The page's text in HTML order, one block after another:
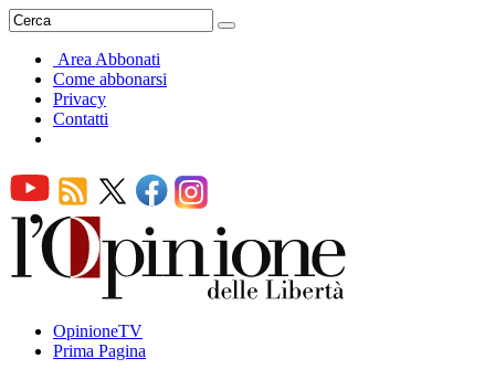
Area Abbonati
Come abbonarsi
Privacy
Contatti
OpinioneTV
Prima Pagina